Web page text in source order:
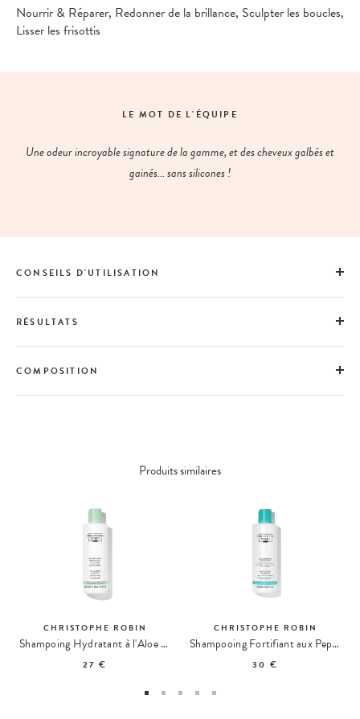
Nourrir & Réparer, Redonner de la brillance, Sculpter les boucles,
Lisser les frisottis
LE MOT DE L'ÉQUIPE
Une odeur incroyable signature de la gamme, et des cheveux galbés et
gainés... sans silicones !
CONSEILS D'UTILISATION
RÉSULTATS
COMPOSITION
Produits similaires
CHRISTOPHE ROBIN
Shampoing Hydratant à l'Aloe Vera
27 €
CHRISTOPHE ROBIN
Shampooing Fortifiant aux Peptides d'Amarante
30 €